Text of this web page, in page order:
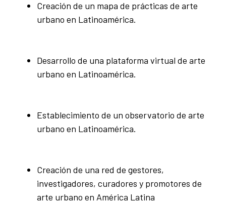
Creación de un mapa de prácticas de arte
urbano en Latinoamérica.
Desarrollo de una plataforma virtual de arte
urbano en Latinoamérica.
Establecimiento de un observatorio de arte
urbano en Latinoamérica.
Creación de una red de gestores,
investigadores, curadores y promotores de
arte urbano en América Latina